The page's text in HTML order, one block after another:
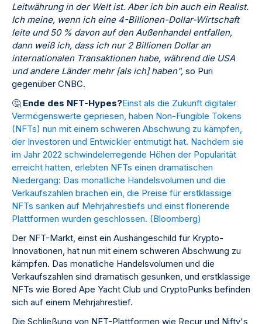
Leitwährung in der Welt ist. Aber ich bin auch ein Realist.
Ich meine, wenn ich eine 4-Billionen-Dollar-Wirtschaft
leite und 50 % davon auf den Außenhandel entfallen,
dann weiß ich, dass ich nur 2 Billionen Dollar an
internationalen Transaktionen habe, während die USA
und andere Länder mehr [als ich] haben", so Puri
gegenüber CNBC.
🤔 Ende des NFT-Hypes?Einst als die Zukunft digitaler
Vermögenswerte gepriesen, haben Non-Fungible Tokens
(NFTs) nun mit einem schweren Abschwung zu kämpfen,
der Investoren und Entwickler entmutigt hat. Nachdem sie
im Jahr 2022 schwindelerregende Höhen der Popularität
erreicht hatten, erlebten NFTs einen dramatischen
Niedergang: Das monatliche Handelsvolumen und die
Verkaufszahlen brachen ein, die Preise für erstklassige
NFTs sanken auf Mehrjahrestiefs und einst florierende
Plattformen wurden geschlossen. (Bloomberg)
Der NFT-Markt, einst ein Aushängeschild für Krypto-
Innovationen, hat nun mit einem schweren Abschwung zu
kämpfen. Das monatliche Handelsvolumen und die
Verkaufszahlen sind dramatisch gesunken, und erstklassige
NFTs wie Bored Ape Yacht Club und CryptoPunks befinden
sich auf einem Mehrjahrestief.
Die Schließung von NFT-Plattformen wie Recur und Nifty's